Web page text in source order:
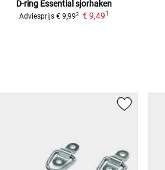
D-ring Essential sjorhaken
Adviesprijs € 9,992 € 9,491